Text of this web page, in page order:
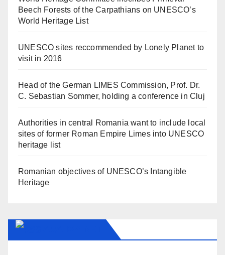
Beech Forests of the Carpathians on UNESCO’s
World Heritage List
UNESCO sites reccommended by Lonely Planet to
visit in 2016
Head of the German LIMES Commission, Prof. Dr.
C. Sebastian Sommer, holding a conference in Cluj
Authorities in central Romania want to include local
sites of former Roman Empire Limes into UNESCO
heritage list
Romanian objectives of UNESCO’s Intangible
Heritage